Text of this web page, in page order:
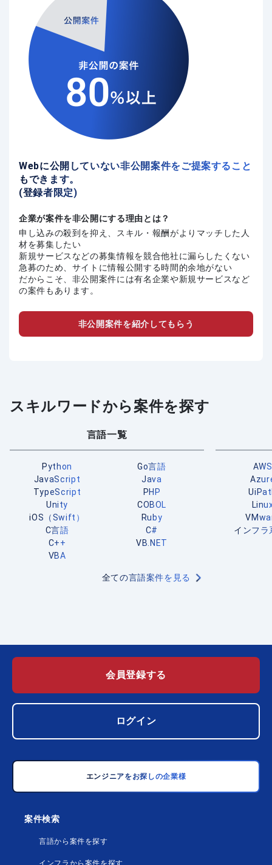
Webに公開していない非公開案件をご提案すること
もできます。
(登録者限定)
企業が案件を非公開にする理由とは？
申し込みの殺到を抑え、スキル・報酬がよりマッチした人
材を募集したい
新規サービスなどの募集情報を競合他社に漏らしたくない
急募のため、サイトに情報公開する時間的余地がない
だからこそ、非公開案件には有名企業や新規サービスなど
の案件もあります。
非公開案件を紹介してもらう
スキルワードから案件を探す
言語一覧
Python
Go言語
JavaScript
Java
TypeScript
PHP
Unity
COBOL
iOS（Swift）
Ruby
C言語
C#
C++
VB.NET
VBA
全ての言語案件を見る
AWS
インフラ
会員登録する
ログイン
エンジニアをお探しの企業様
案件検索
言語から案件を探す
インフラから案件を探す